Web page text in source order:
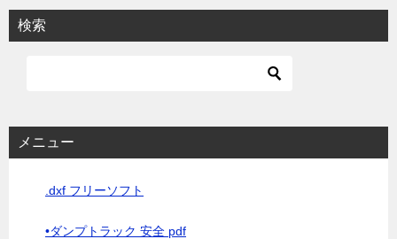
検索
メニュー
.dxf フリーソフト
•ダンプトラック 安全 pdf